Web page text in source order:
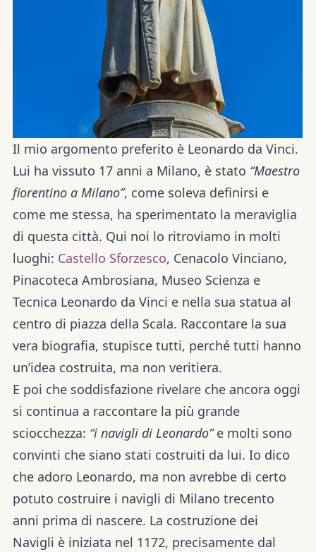
Il mio argomento preferito è Leonardo da Vinci.
Lui ha vissuto 17 anni a Milano, è stato “Maestro
fiorentino a Milano”, come soleva definirsi e
come me stessa, ha sperimentato la meraviglia
di questa città. Qui noi lo ritroviamo in molti
luoghi: Castello Sforzesco, Cenacolo Vinciano,
Pinacoteca Ambrosiana, Museo Scienza e
Tecnica Leonardo da Vinci e nella sua statua al
centro di piazza della Scala. Raccontare la sua
vera biografia, stupisce tutti, perché tutti hanno
un’idea costruita, ma non veritiera.
E poi che soddisfazione rivelare che ancora oggi
si continua a raccontare la più grande
sciocchezza: “i navigli di Leonardo”e molti sono
convinti che siano stati costruiti da lui. Io dico
che adoro Leonardo, ma non avrebbe di certo
potuto costruire i navigli di Milano trecento
anni prima di nascere. La costruzione dei
Navigli è iniziata nel 1172, precisamente dal